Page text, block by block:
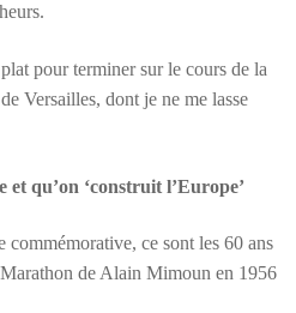
pour terminer sur le cours de la
Versailles, dont je ne me lasse
et qu’on ‘construit l’Europe’
commémorative, ce sont les 60 ans
de Alain Mimoun en 1956